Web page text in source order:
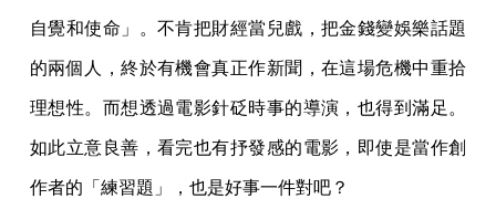
自覺和使命」。不肯把財經當兒戲，把金錢變娛樂話題
的兩個人，終於有機會真正作新聞，在這場危機中重拾
理想性。而想透過電影針砭時事的導演，也得到滿足。
如此立意良善，看完也有抒發感的電影，即使是當作創
作者的「練習題」，也是好事一件對吧？